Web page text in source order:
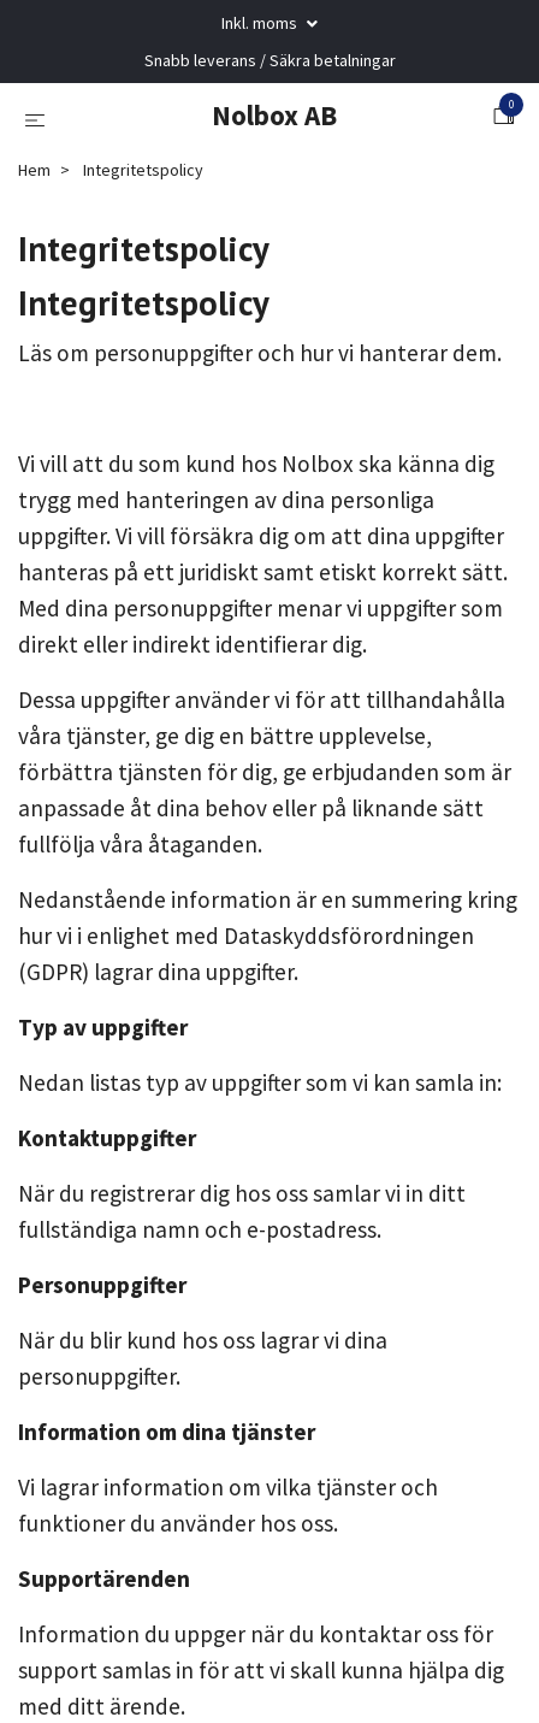
Inkl. moms
Snabb leverans / Säkra betalningar
Nolbox AB 0
Hem Integritetspolicy
Integritetspolicy
Integritetspolicy
Läs om personuppgifter och hur vi hanterar dem.
Vi vill att du som kund hos Nolbox ska känna dig
trygg med hanteringen av dina personliga
uppgifter. Vi vill försäkra dig om att dina uppgifter
hanteras på ett juridiskt samt etiskt korrekt sätt.
Med dina personuppgifter menar vi uppgifter som
direkt eller indirekt identifierar dig.
Dessa uppgifter använder vi för att tillhandahålla
våra tjänster, ge dig en bättre upplevelse,
förbättra tjänsten för dig, ge erbjudanden som är
anpassade åt dina behov eller på liknande sätt
fullfölja våra åtaganden.‍
Nedanstående information är en summering kring
hur vi i enlighet med Dataskyddsförordningen
(GDPR) lagrar dina uppgifter.
Typ av uppgifter
Nedan listas typ av uppgifter som vi kan samla in:
Kontaktuppgifter
När du registrerar dig hos oss samlar vi in ditt
fullständiga namn och e-postadress.
Personuppgifter
När du blir kund hos oss lagrar vi dina
personuppgifter.
Information om dina tjänster
Vi lagrar information om vilka tjänster och
funktioner du använder hos oss.
Supportärenden
Information du uppger när du kontaktar oss för
support samlas in för att vi skall kunna hjälpa dig
med ditt ärende.